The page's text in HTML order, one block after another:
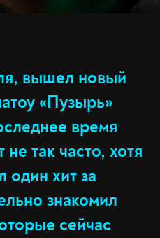
вышел новый
«Пузырь»
время
так часто, хотя
один хит за
знакомил
сейчас